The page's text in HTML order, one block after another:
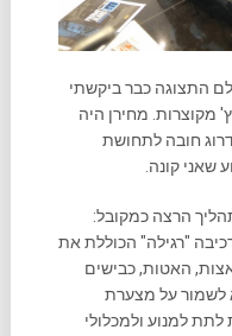
התצוגה כבר ביקשתי
מקוצרות. מחירן היה
זהו שדרוג חובה לתחושת
שאני קונה.
הרצה כמקובל:
רכיבה "רגילה" הכוללת את
האטות, כבישים
לשמור על מצערת
למנוע ולמכלולי